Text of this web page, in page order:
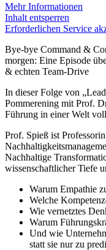
Mehr Informationen
Inhalt entsperren
Erforderlichen Service
Bye-bye Command &
morgen: Eine Episode
& echten Team-Drive
In dieser Folge von
Pommerening mit Prof.
Führung in einer Welt
Prof. Spieß ist
Nachhaltige
wissenschaftlicher Tiefe
Warum Empathie
Welche
Wie vernetztes
Warum
Und wie
statt sie nur zu